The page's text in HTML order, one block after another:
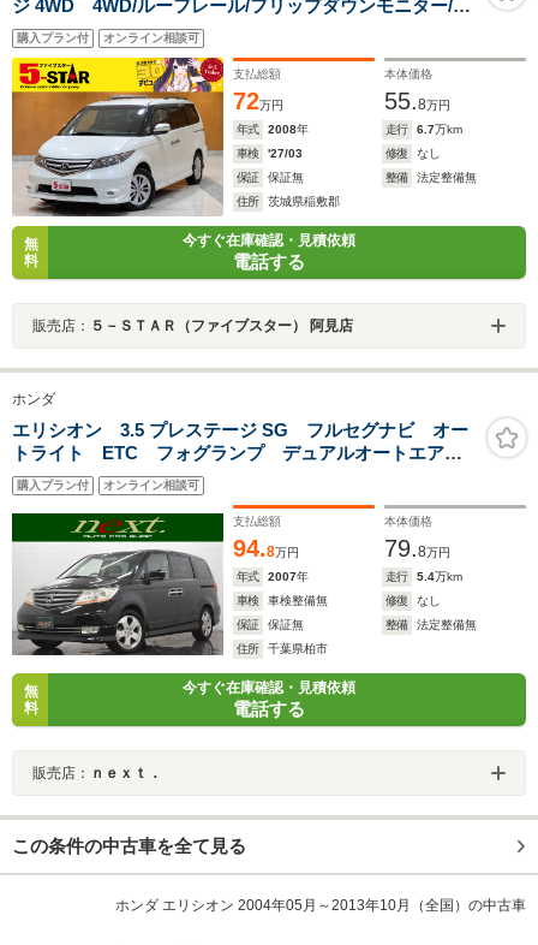
ジ 4WD 4WD/ルーフレール/フリップダウンモニター/両
側電動スライドドア/クリアランスソナー/キーレス/ETC/
純正ナビ/バックカメラ/地デジ/HIDオートライト/純正AW
購入プラン付 オンライン相談可
支払総額
72万円
本体価格
55.8万円
年式
2008年 走行 6.7万km
車検
'27/03 修復
なし
保証
保証無 整備
法定整備無
住所
茨城県稲敷郡
無
料
今すぐ在庫確認・見積依頼
電話する
販売店： ５－ＳＴＡＲ（ファイブスター） 阿見店
ホンダ
エリシオン 3.5 プレステージ SG フルセグナビ オー
トライト ETC フォグランプ デュアルオートエアコ
ン クルーズコントロール ハーフレザーシート バッ
クカメラ フロントカメラ スマートキー 両側パワー
スライドドア
購入プラン付 オンライン相談可
支払総額
94.8万円
本体価格
79.8万円
年式
2007年 走行 5.4万km
車検
車検整備無 修復
なし
保証
保証無 整備
法定整備無
住所
千葉県柏市
無
料
今すぐ在庫確認・見積依頼
電話する
販売店： ｎｅｘｔ．
この条件の中古車を全て見る
ホンダ エリシオン 2004年05月～2013年10月（全国）の中古車